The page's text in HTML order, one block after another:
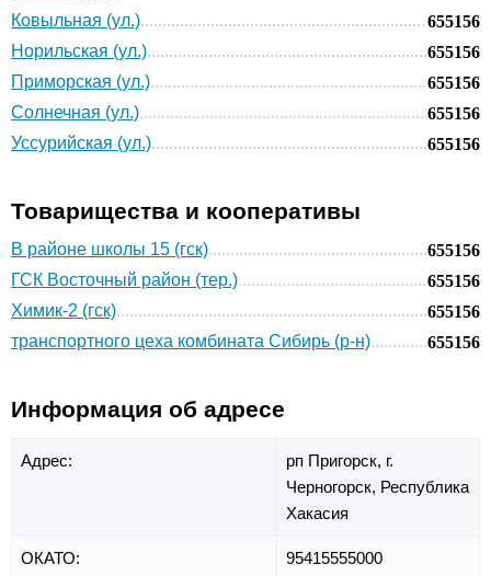
Ковыльная (ул.)
655156
Норильская (ул.)
655156
Приморская (ул.)
655156
Солнечная (ул.)
655156
Уссурийская (ул.)
655156
Товарищества и кооперативы
В районе школы 15 (гск)
655156
ГСК Восточный район (тер.)
655156
Химик-2 (гск)
655156
транспортного цеха комбината Сибирь (р-н)
655156
Информация об адресе
Адрес: рп Пригорск, г.
Черногорск, Республика
Хакасия
ОКАТО: 95415555000